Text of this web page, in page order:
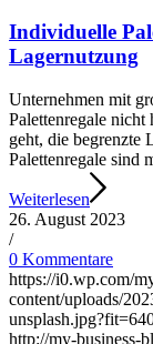
Individuelle
Lagernutzung
Unternehmen mit
Palettenregale nicht
geht, die begrenzte
Palettenregale sind
Weiterlesen
26. August 2023
/
0 Kommentare
https://i0.wp.com/
content/uploads/
http://my-business-